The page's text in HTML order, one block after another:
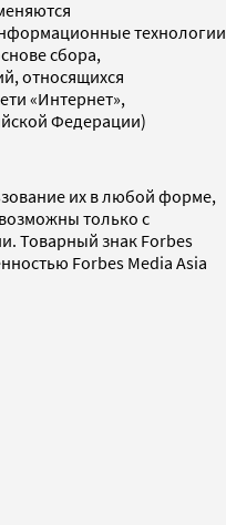
технологии
сбора,
относящихся
«Интернет»,
Федерации)
их в любой форме,
только с
Товарный знак Forbes
Forbes Media Asia